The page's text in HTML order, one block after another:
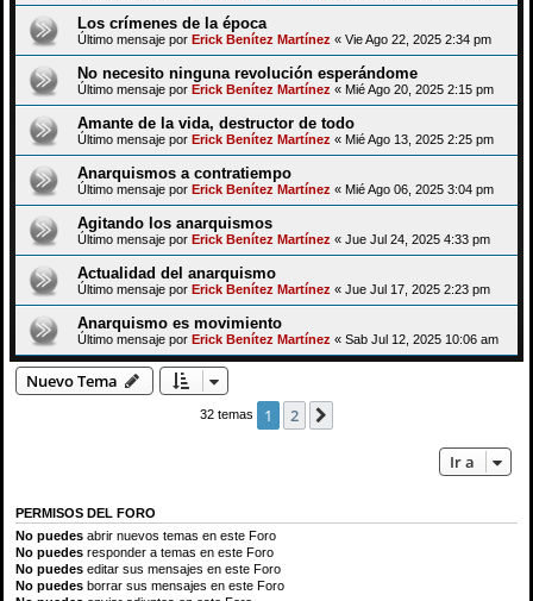
Los crímenes de la época
Último mensaje por Erick Benítez Martínez « Vie Ago 22, 2025 2:34 pm
No necesito ninguna revolución esperándome
Último mensaje por Erick Benítez Martínez « Mié Ago 20, 2025 2:15 pm
Amante de la vida, destructor de todo
Último mensaje por Erick Benítez Martínez « Mié Ago 13, 2025 2:25 pm
Anarquismos a contratiempo
Último mensaje por Erick Benítez Martínez « Mié Ago 06, 2025 3:04 pm
Agitando los anarquismos
Último mensaje por Erick Benítez Martínez « Jue Jul 24, 2025 4:33 pm
Actualidad del anarquismo
Último mensaje por Erick Benítez Martínez « Jue Jul 17, 2025 2:23 pm
Anarquismo es movimiento
Último mensaje por Erick Benítez Martínez « Sab Jul 12, 2025 10:06 am
Nuevo Tema
32 temas 1 2
Ir a
PERMISOS DEL FORO
No puedes abrir nuevos temas en este Foro
No puedes responder a temas en este Foro
No puedes editar sus mensajes en este Foro
No puedes borrar sus mensajes en este Foro